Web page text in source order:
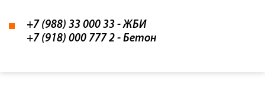
+7 (988) 33 000 33 - ЖБИ
+7 (918) 000 777 2 - Бетон